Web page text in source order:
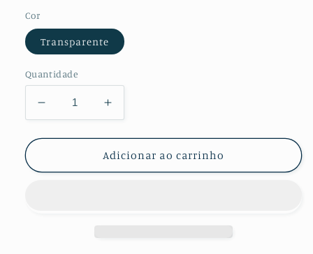
Cor
Transparente
Quantidade
Diminuir
a
quantidade
Kit
Aumentar
a
quantidade
de
Kit
Adicionar ao carrinho